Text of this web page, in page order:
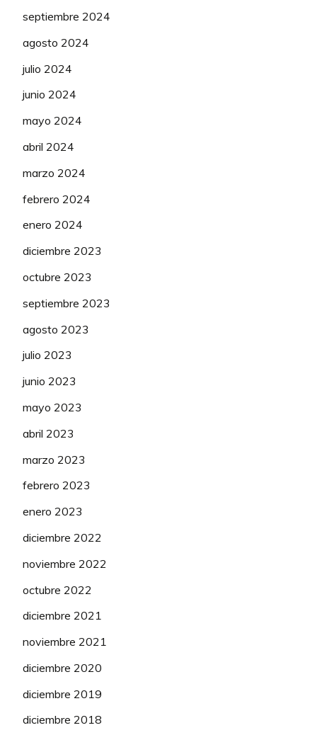
septiembre 2024
agosto 2024
julio 2024
junio 2024
mayo 2024
abril 2024
marzo 2024
febrero 2024
enero 2024
diciembre 2023
octubre 2023
septiembre 2023
agosto 2023
julio 2023
junio 2023
mayo 2023
abril 2023
marzo 2023
febrero 2023
enero 2023
diciembre 2022
noviembre 2022
octubre 2022
diciembre 2021
noviembre 2021
diciembre 2020
diciembre 2019
diciembre 2018